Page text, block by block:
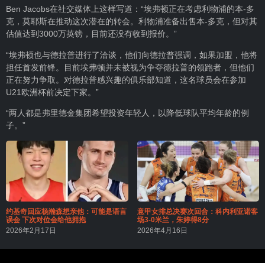
Ben Jacobs在社交媒体上这样写道：“埃弗顿正在考虑利物浦的本-多
克，莫耶斯在推动这次潜在的转会。利物浦准备出售本-多克，但对其
估值达到3000万英镑，目前还没有收到报价。”
“埃弗顿也与德拉普进行了洽谈，他们向德拉普强调，如果加盟，他将
担任首发前锋。目前埃弗顿并未被视为争夺德拉普的领跑者，但他们
正在努力争取。对德拉普感兴趣的俱乐部知道，这名球员会在参加
U21欧洲杯前决定下家。”
“两人都是弗里德金集团希望投资年轻人，以降低球队平均年龄的例
子。”
约基奇回应杨瀚森想亲他：可能是语言
误会 下次对位会给他拥抱
2026年2月17日
意甲女排总决赛次回合：科内利亚诺客
场3-0米兰，朱婷得8分
2026年4月16日